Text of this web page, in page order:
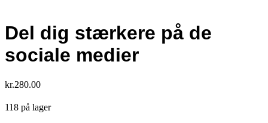
Del dig stærkere på de
sociale medier
kr.280.00
118 på lager